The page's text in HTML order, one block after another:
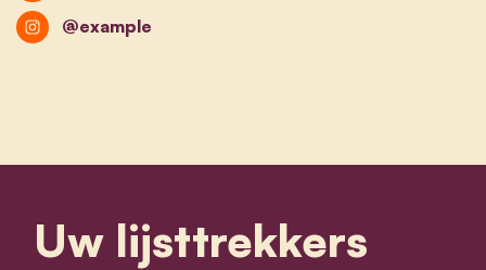
@example
Uw lijsttrekkers